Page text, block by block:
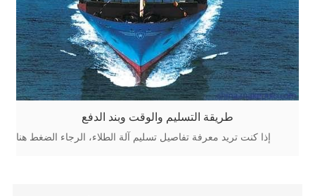
طريقة التسليم والوقت وبند الدفع
إذا كنت تريد معرفة تفاصيل تسليم آلة الطلاء، الرجاء الضغط هنا